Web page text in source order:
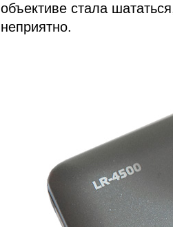
объективе стала
неприятно.